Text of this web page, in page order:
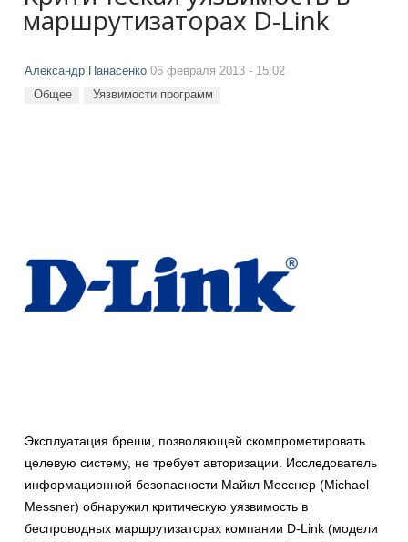
маршрутизаторах D-Link
Александр Панасенко 06 февраля 2013 - 15:02
Общее Уязвимости программ
Эксплуатация бреши, позволяющей скомпрометировать
целевую систему, не требует авторизации. Исследователь
информационной безопасности Майкл Месснер (Michael
Messner) обнаружил критическую уязвимость в
беспроводных маршрутизаторах компании D-Link (модели